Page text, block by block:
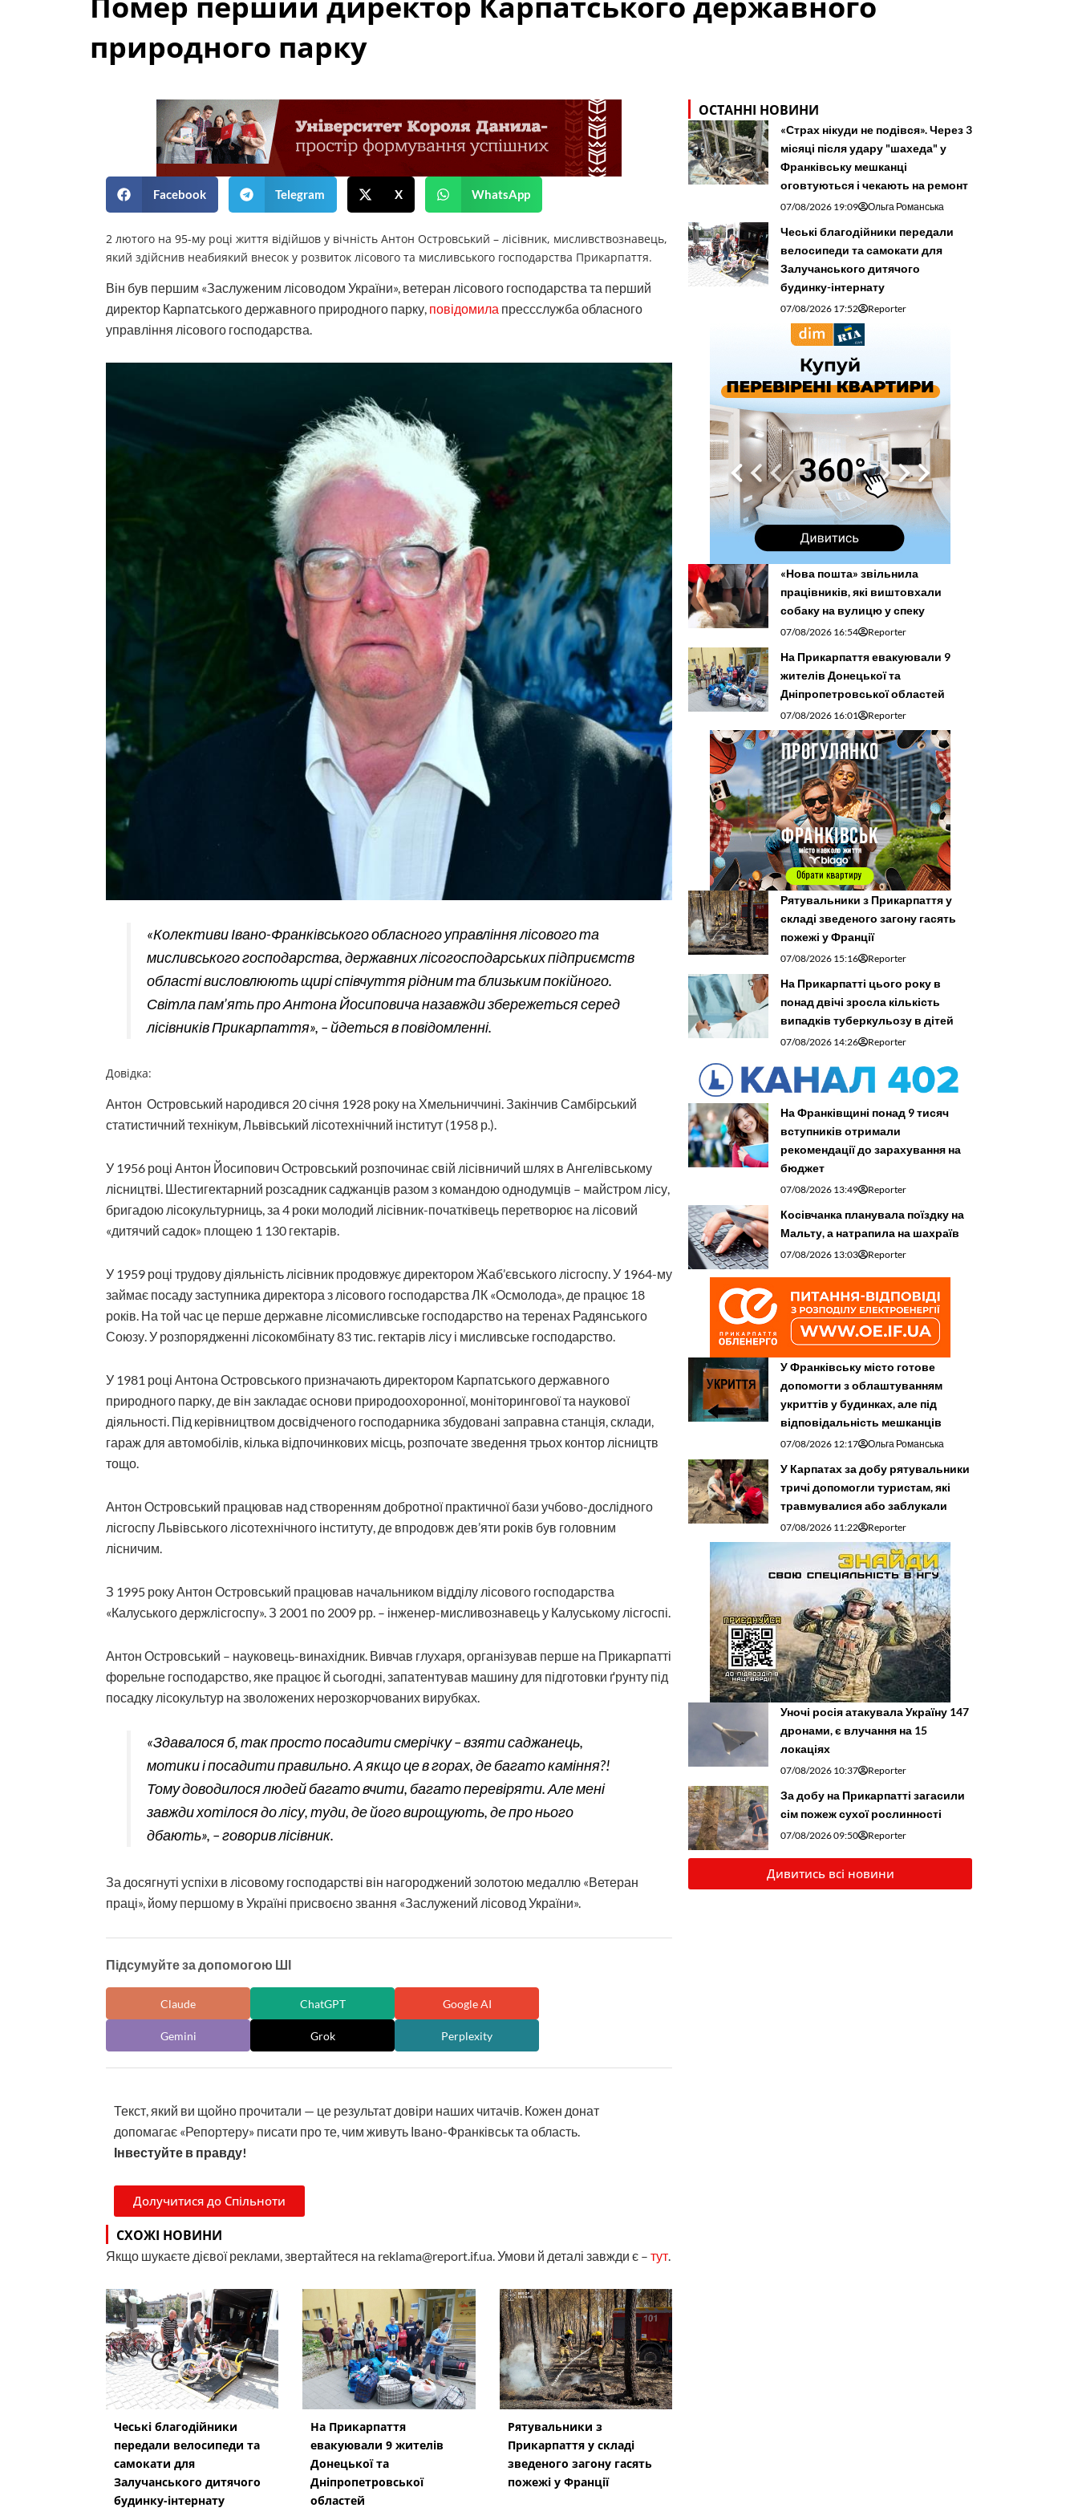
природного парку
Facebook Telegram X WhatsApp
2 лютого на 95-му році життя відійшов у вічність Антон Островський – лісівник, мисливствознавець,
який здійснив неабиякий внесок у розвиток лісового та мисливського господарства Прикарпаття.
Він був першим «Заслуженим лісоводом України», ветеран лісового господарства та перший
директор Карпатського державного природного парку, повідомила прессслужба обласного
управління лісового господарства.
«Колективи Івано-Франківського обласного управління лісового та
мисливського господарства, державних лісогосподарських підприємств
області висловлюють щирі співчуття рідним та близьким покійного.
Світла пам’ять про Антона Йосиповича назавжди збережеться серед
лісівників Прикарпаття», – йдеться в повідомленні.
Довідка:
Антон Островський народився 20 січня 1928 року на Хмельниччині. Закінчив Самбірський
статистичний технікум, Львівський лісотехнічний інститут (1958 р.).
У 1956 році Антон Йосипович Островський розпочинає свій лісівничий шлях в Ангелівському
лісництві. Шестигектарний розсадник саджанців разом з командою однодумців – майстром лісу,
бригадою лісокультурниць, за 4 роки молодий лісівник-початківець перетворює на лісовий
«дитячий садок» площею 1 130 гектарів.
У 1959 році трудову діяльність лісівник продовжує директором Жаб’євського лісгоспу. У 1964-му
займає посаду заступника директора з лісового господарства ЛК «Осмолода», де працює 18
років. На той час це перше державне лісомисливське господарство на теренах Радянського
Союзу. У розпорядженні лісокомбінату 83 тис. гектарів лісу і мисливське господарство.
У 1981 році Антона Островського призначають директором Карпатського державного
природного парку, де він закладає основи природоохоронної, моніторингової та наукової
діяльності. Під керівництвом досвідченого господарника збудовані заправна станція, склади,
гараж для автомобілів, кілька відпочинкових місць, розпочате зведення трьох контор лісництв
тощо.
Антон Островський працював над створенням добротної практичної бази учбово-дослідного
лісгоспу Львівського лісотехнічного інституту, де впродовж дев’яти років був головним
лісничим.
З 1995 року Антон Островський працював начальником відділу лісового господарства
«Калуського держлісгоспу». З 2001 по 2009 рр. – інженер-мисливознавець у Калуському лісгоспі.
Антон Островський – науковець-винахідник. Вивчав глухаря, організував перше на Прикарпатті
форельне господарство, яке працює й сьогодні, запатентував машину для підготовки ґрунту під
посадку лісокультур на зволожених нерозкорчованих вирубках.
«Здавалося б, так просто посадити смерічку – взяти саджанець,
мотики і посадити правильно. А якщо це в горах, де багато каміння?!
Тому доводилося людей багато вчити, багато перевіряти. Але мені
завжди хотілося до лісу, туди, де його вирощують, де про нього
дбають», – говорив лісівник.
За досягнуті успіхи в лісовому господарстві він нагороджений золотою медаллю «Ветеран
праці», йому першому в Україні присвоєно звання «Заслужений лісовод України».
Підсумуйте за допомогою ШІ
Claude ChatGPT Google AI
Gemini Grok Perplexity
Текст, який ви щойно прочитали — це результат довіри наших читачів. Кожен донат
допомагає «Репортеру» писати про те, чим живуть Івано-Франківськ та область.
Інвестуйте в правду!
Долучитися до Спільноти
СХОЖІ НОВИНИ
Якщо шукаєте дієвої реклами, звертайтеся на reklama@report.if.ua. Умови й деталі завжди є – тут.
Чеські благодійники
передали велосипеди та
самокати для
Залучанського дитячого
будинку-інтернату
На Прикарпаття
евакуювали 9 жителів
Донецької та
Дніпропетровської
областей
Рятувальники з
Прикарпаття у складі
зведеного загону гасять
пожежі у Франції
ОСТАННІ НОВИНИ
«Страх нікуди не подівся». Через 3
місяці після удару "шахеда" у
Франківську мешканці
оговтуються і чекають на ремонт
07/08/2026 19:09 Ольга Романська
Чеські благодійники передали
велосипеди та самокати для
Залучанського дитячого
будинку-інтернату
07/08/2026 17:52 Reporter
«Нова пошта» звільнила
працівників, які виштовхали
собаку на вулицю у спеку
07/08/2026 16:54 Reporter
На Прикарпаття евакуювали 9
жителів Донецької та
Дніпропетровської областей
07/08/2026 16:01 Reporter
Рятувальники з Прикарпаття у
складі зведеного загону гасять
пожежі у Франції
07/08/2026 15:16 Reporter
На Прикарпатті цього року в
понад двічі зросла кількість
випадків туберкульозу в дітей
07/08/2026 14:26 Reporter
На Франківщині понад 9 тисяч
вступників отримали
рекомендації до зарахування на
бюджет
07/08/2026 13:49 Reporter
Косівчанка планувала поїздку на
Мальту, а натрапила на шахраїв
07/08/2026 13:03 Reporter
У Франківську місто готове
допомогти з облаштуванням
укриттів у будинках, але під
відповідальність мешканців
07/08/2026 12:17 Ольга Романська
У Карпатах за добу рятувальники
тричі допомогли туристам, які
травмувалися або заблукали
07/08/2026 11:22 Reporter
Уночі росія атакувала Україну 147
дронами, є влучання на 15
локаціях
07/08/2026 10:37 Reporter
За добу на Прикарпатті загасили
сім пожеж сухої рослинності
07/08/2026 09:50 Reporter
Дивитись всі новини